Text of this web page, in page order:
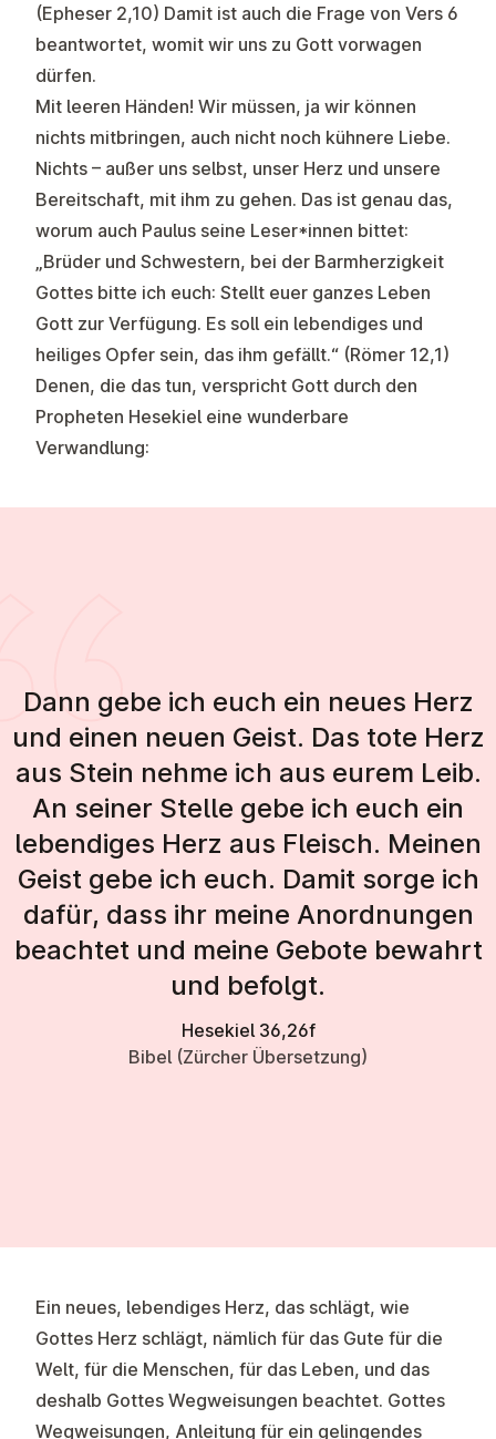
(Epheser 2,10) Damit ist auch die Frage von Vers 6
beantwortet, womit wir uns zu Gott vorwagen
dürfen.
Mit leeren Händen! Wir müssen, ja wir können
nichts mitbringen, auch nicht noch kühnere Liebe.
Nichts – außer uns selbst, unser Herz und unsere
Bereitschaft, mit ihm zu gehen. Das ist genau das,
worum auch Paulus seine Leser*innen bittet:
„Brüder und Schwestern, bei der Barmherzigkeit
Gottes bitte ich euch: Stellt euer ganzes Leben
Gott zur Verfügung. Es soll ein lebendiges und
heiliges Opfer sein, das ihm gefällt.“ (Römer 12,1)
Denen, die das tun, verspricht Gott durch den
Propheten Hesekiel eine wunderbare
Verwandlung:
Dann gebe ich euch ein neues Herz
und einen neuen Geist. Das tote Herz
aus Stein nehme ich aus eurem Leib.
An seiner Stelle gebe ich euch ein
lebendiges Herz aus Fleisch. Meinen
Geist gebe ich euch. Damit sorge ich
dafür, dass ihr meine Anordnungen
beachtet und meine Gebote bewahrt
und befolgt.
Hesekiel 36,26f
Bibel (Zürcher Übersetzung)
Ein neues, lebendiges Herz, das schlägt, wie
Gottes Herz schlägt, nämlich für das Gute für die
Welt, für die Menschen, für das Leben, und das
deshalb Gottes Wegweisungen beachtet. Gottes
Wegweisungen, Anleitung für ein gelingendes